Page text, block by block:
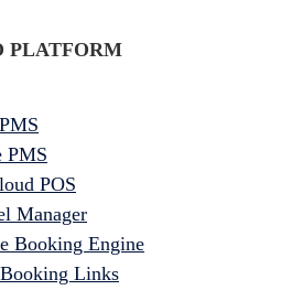
PLATFORM
PMS
POS
Manager
Booking Engine
Links